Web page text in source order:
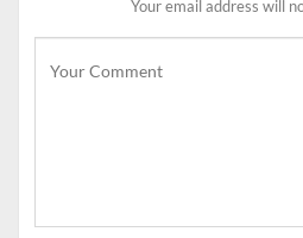
tahun pembuatan, nilai jual, dan
berlaku pada saat itu.
oleh otoritas pajak setempat
Your email address will